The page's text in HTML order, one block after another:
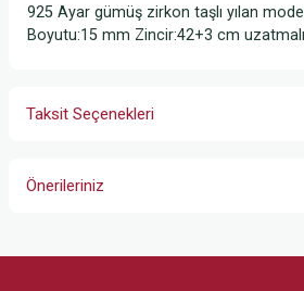
925 Ayar gümüş zirkon taşlı yılan
Boyutu:15 mm Zincir:42+3 cm uzatmalı
Taksit Seçenekleri
Önerileriniz